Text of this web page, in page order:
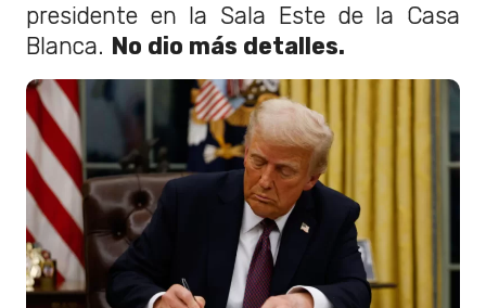
presidente en la Sala Este de la Casa
Blanca. No dio más detalles.